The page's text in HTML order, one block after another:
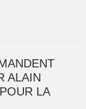
ALAIN
LA